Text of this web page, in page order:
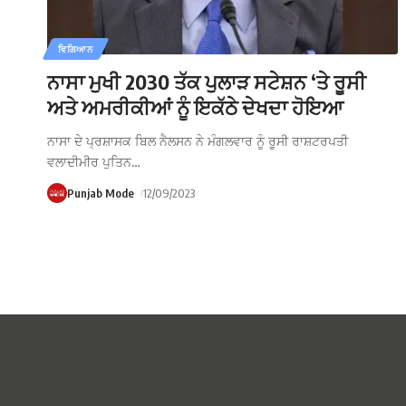
ਵਿਗਿਆਨ
ਨਾਸਾ ਮੁਖੀ 2030 ਤੱਕ ਪੁਲਾੜ ਸਟੇਸ਼ਨ ‘ਤੇ ਰੂਸੀ
ਅਤੇ ਅਮਰੀਕੀਆਂ ਨੂੰ ਇਕੱਠੇ ਦੇਖਦਾ ਹੋਇਆ
ਨਾਸਾ ਦੇ ਪ੍ਰਸ਼ਾਸਕ ਬਿਲ ਨੈਲਸਨ ਨੇ ਮੰਗਲਵਾਰ ਨੂੰ ਰੂਸੀ ਰਾਸ਼ਟਰਪਤੀ
ਵਲਾਦੀਮੀਰ ਪੁਤਿਨ…
Punjab Mode 12/09/2023